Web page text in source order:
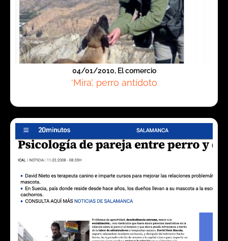
04/01/2010, El comercio
‘Mira’, perro antídoto